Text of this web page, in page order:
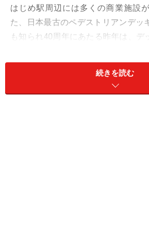
はじめ駅周辺には多くの商業施設
た、日本最古のペデストリアンデッ
も知られ40周年にあたる昨年は、デ
められている「上野－東京ライン」
に常磐線（一部）が乗入予定。都心
も注目されています。
続きを読む